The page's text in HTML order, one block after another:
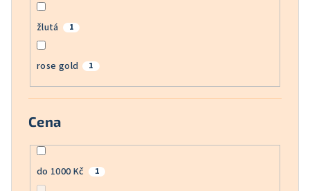
žlutá 1
rose gold 1
Cena
do 1000 Kč 1